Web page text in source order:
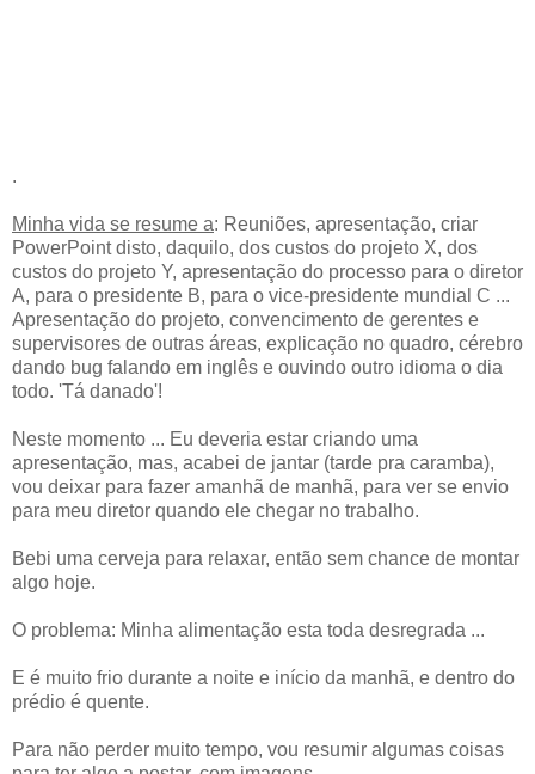
.
Minha vida se resume a: Reuniões, apresentação, criar
PowerPoint disto, daquilo, dos custos do projeto X, dos
custos do projeto Y, apresentação do processo para o diretor
A, para o presidente B, para o vice-presidente mundial C ...
Apresentação do projeto, convencimento de gerentes e
supervisores de outras áreas, explicação no quadro, cérebro
dando bug falando em inglês e ouvindo outro idioma o dia
todo. 'Tá danado'!
Neste momento ... Eu deveria estar criando uma
apresentação, mas, acabei de jantar (tarde pra caramba),
vou deixar para fazer amanhã de manhã, para ver se envio
para meu diretor quando ele chegar no trabalho.
Bebi uma cerveja para relaxar, então sem chance de montar
algo hoje.
O problema: Minha alimentação esta toda desregrada ...
E é muito frio durante a noite e início da manhã, e dentro do
prédio é quente.
Para não perder muito tempo, vou resumir algumas coisas